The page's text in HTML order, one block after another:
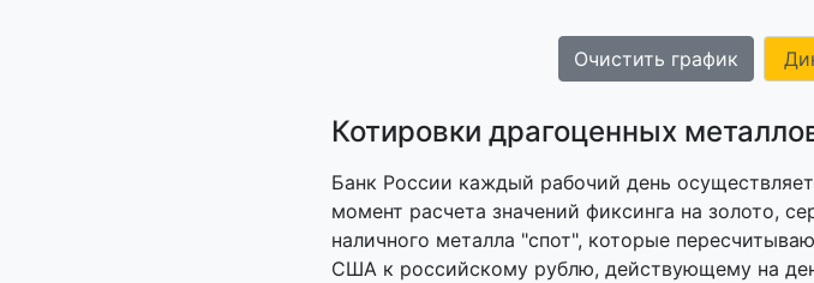
Очистить график
Котировки драгоценных
Банк России каждый рабочий день
момент расчета значений фиксинга на золото,
наличного металла "спот", которые
США к российскому рублю, действующему на